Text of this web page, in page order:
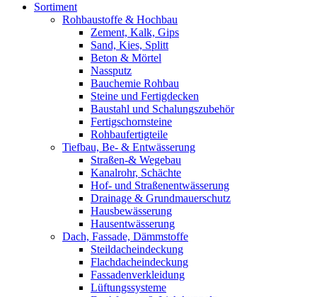
Sortiment
Rohbaustoffe & Hochbau
Zement, Kalk, Gips
Sand, Kies, Splitt
Beton & Mörtel
Nassputz
Bauchemie Rohbau
Steine und Fertigdecken
Baustahl und Schalungszubehör
Fertigschornsteine
Rohbaufertigteile
Tiefbau, Be- & Entwässerung
Straßen-& Wegebau
Kanalrohr, Schächte
Hof- und Straßenentwässerung
Drainage & Grundmauerschutz
Hausbewässerung
Hausentwässerung
Dach, Fassade, Dämmstoffe
Steildacheindeckung
Flachdacheindeckung
Fassadenverkleidung
Lüftungssysteme